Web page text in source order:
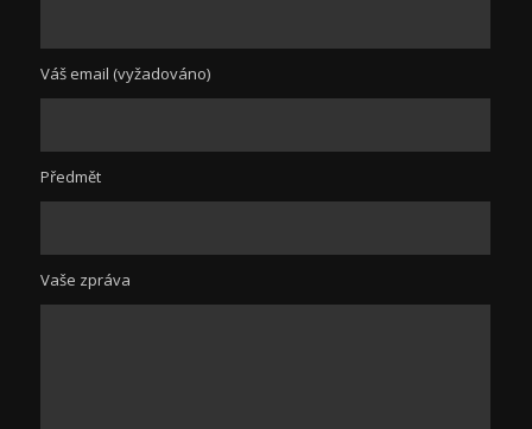
Váš email (vyžadováno)
Předmět
Vaše zpráva